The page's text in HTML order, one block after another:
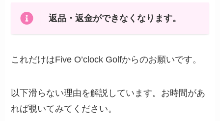
返品・返金ができなくなります。
これだけはFive O’clock Golfからのお願いです。
以下滑らない理由を解説しています。お時間があ
れば覗いてみてください。